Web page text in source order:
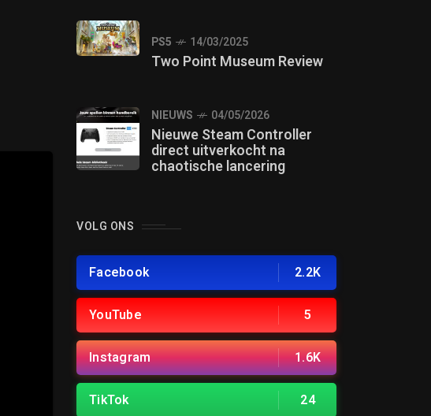
PS5 14/03/2025
Two Point Museum Review
NIEUWS 04/05/2026
Nieuwe Steam Controller
direct uitverkocht na
chaotische lancering
VOLG ONS
Facebook 2.2K
YouTube 5
Instagram 1.6K
TikTok 24